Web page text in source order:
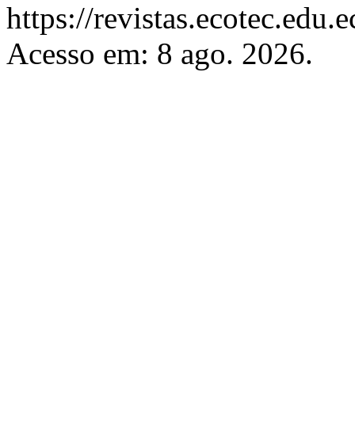
https://
Acesso em: 8 ago. 2026.